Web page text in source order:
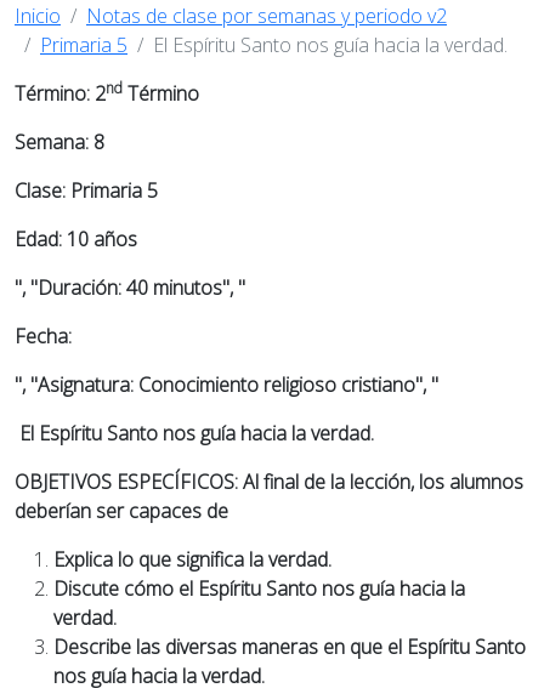
Inicio
Notas de clase por semanas y periodo v2
Primaria 5
El Espíritu Santo nos guía hacia la verdad.
Término: 2nd Término
Semana: 8
Clase: Primaria 5
Edad: 10 años
", "Duración: 40 minutos", "
Fecha:
", "Asignatura: Conocimiento religioso cristiano", "
El Espíritu Santo nos guía hacia la verdad.
OBJETIVOS ESPECÍFICOS: Al final de la lección, los alumnos
deberían ser capaces de
Explica lo que significa la verdad.
Discute cómo el Espíritu Santo nos guía hacia la
verdad.
Describe las diversas maneras en que el Espíritu Santo
nos guía hacia la verdad.